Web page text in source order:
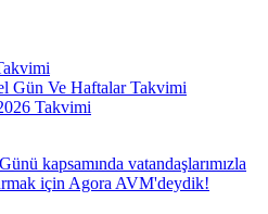
Gün Ve Haftalar Takvimi
Takvimi